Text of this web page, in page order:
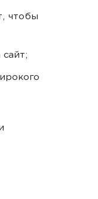
чтобы